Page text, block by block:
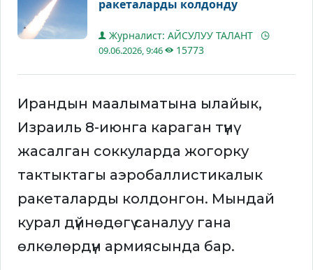
ракеталарды колдонду
Журналист: АЙСУЛУУ ТАЛАНТ
09.06.2026, 9:46 15773
Ирандын маалыматына ылайык,
Израиль 8-июнга караган түнү
жасалган соккуларда жогорку
тактыктагы аэробаллистикалык
ракеталарды колдонгон. Мындай
курал дүйнөдөгү саналуу гана
өлкөлөрдүн армиясында бар.